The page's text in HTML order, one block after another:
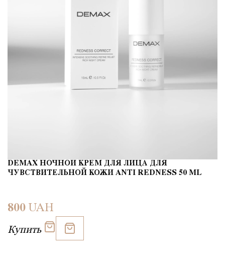
DEMAX НОЧНОЙ КРЕМ ДЛЯ ЛИЦА ДЛЯ
ЧУВСТВИТЕЛЬНОЙ КОЖИ ANTI REDNESS 50 ML
800 UAH
Купить